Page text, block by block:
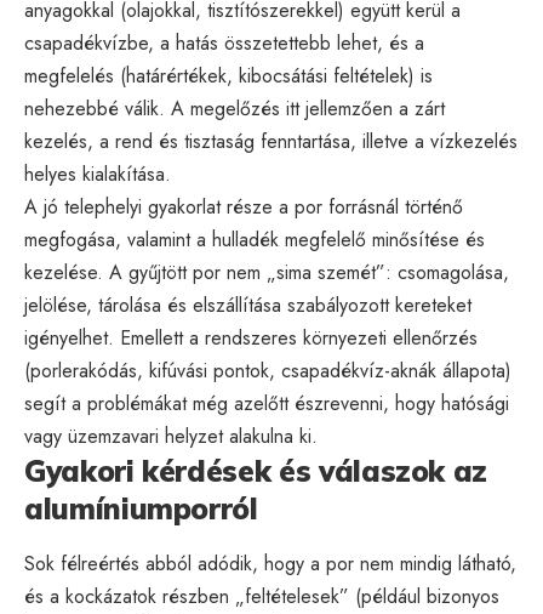
anyagokkal (olajokkal, tisztítószerekkel) együtt kerül a
csapadékvízbe, a hatás összetettebb lehet, és a
megfelelés (határértékek, kibocsátási feltételek) is
nehezebbé válik. A megelőzés itt jellemzően a zárt
kezelés, a rend és tisztaság fenntartása, illetve a vízkezelés
helyes kialakítása.
A jó telephelyi gyakorlat része a por forrásnál történő
megfogása, valamint a hulladék megfelelő minősítése és
kezelése. A gyűjtött por nem „sima szemét”: csomagolása,
jelölése, tárolása és elszállítása szabályozott kereteket
igényelhet. Emellett a rendszeres környezeti ellenőrzés
(porlerakódás, kifúvási pontok, csapadékvíz-aknák állapota)
segít a problémákat még azelőtt észrevenni, hogy hatósági
vagy üzemzavari helyzet alakulna ki.
Gyakori kérdések és válaszok az
alumíniumporról
Sok félreértés abból adódik, hogy a por nem mindig látható,
és a kockázatok részben „feltételesek” (például bizonyos